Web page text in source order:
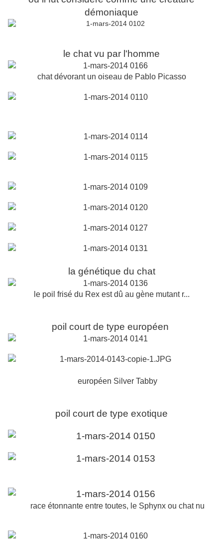
démoniaque
le chat vu par l'homme
chat dévorant un oiseau de Pablo Picasso
la génétique du chat
le poil frisé du Rex est dû au gène mutant r...
poil court de type européen
européen Silver Tabby
poil court de type exotique
race étonnante entre toutes, le Sphynx ou chat nu